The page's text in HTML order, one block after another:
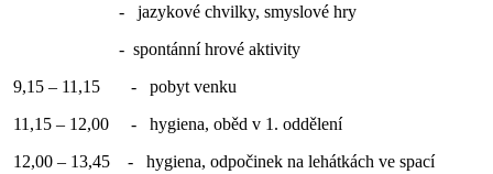
- jazykové chvilky, smyslové hry
- spontánní hrové aktivity
9,15 – 11,15 - pobyt venku
11,15 – 12,00 - hygiena, oběd v 1. oddělení
12,00 – 13,45 - hygiena, odpočinek na lehátkách ve spací